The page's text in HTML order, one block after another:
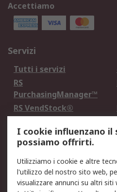
Accettiamo
Servizi
Tutti i servizi
RS
PurchasingManager™
RS VendStock®
Legale
Informativa Cookie
Email Security
I cookie influenzano il
possiamo offrirti.
Utilizziamo i cookie e altre
l'utilizzo del nostro sito web,
visualizzare annunci su altri siti